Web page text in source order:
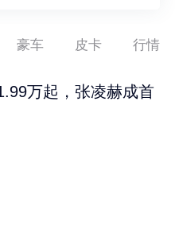
豪车 皮卡 行情
万起，张凌赫成首